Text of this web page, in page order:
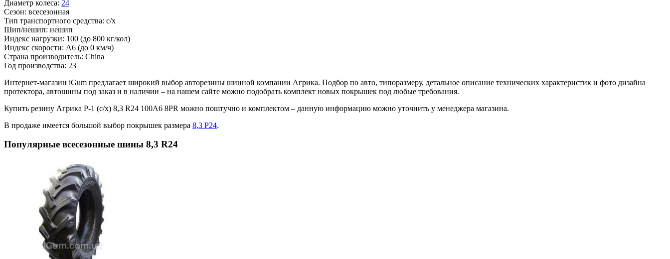
Диаметр колеса: 24
Сезон: всесезонная
Тип транспортного средства: с/х
Шип/нешип: нешип
Индекс нагрузки: 100 (до 800 кг/кол)
Индекс скорости: A6 (до 0 км/ч)
Страна производитель: China
Год производства: 23
Интернет-магазин iGum предлагает широкий выбор авторезины шинной компании Агрика. Подбор по авто, типоразмеру, детальное описание технических характеристик и фото дизайна
протектора, автошины под заказ и в наличии – на нашем сайте можно подобрать комплект новых покрышек под любые требования.
Купить резину Агрика Р-1 (с/х) 8,3 R24 100A6 8PR можно поштучно и комплектом – данную информацию можно уточнить у менеджера магазина.
В продаже имеется большой выбор покрышек размера 8,3 Р24.
Популярные всесезонные шины 8,3 R24